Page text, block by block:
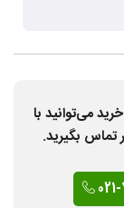
می‌توانید با
تماس بگیرید.